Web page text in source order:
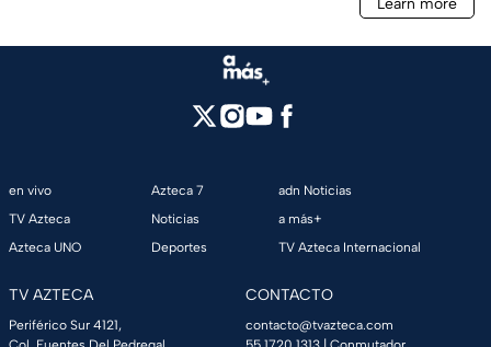
en vivo
TV Azteca
Azteca UNO
Azteca 7
Noticias
Deportes
adn Noticias
a más+
TV Azteca Internacional
TV AZTECA
Periférico Sur 4121,
CONTACTO
contacto@tvazteca.com